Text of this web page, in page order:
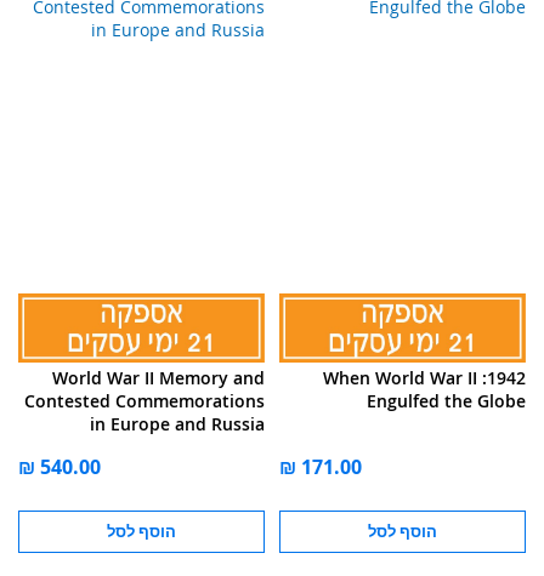
1942: When World War II
Engulfed the Globe
הוסף לסל
World War II Memory and
Contested Commemorations
in Europe and Russia
הוסף לסל